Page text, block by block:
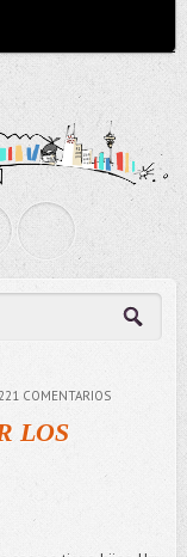
221 COMENTARIOS
LOS